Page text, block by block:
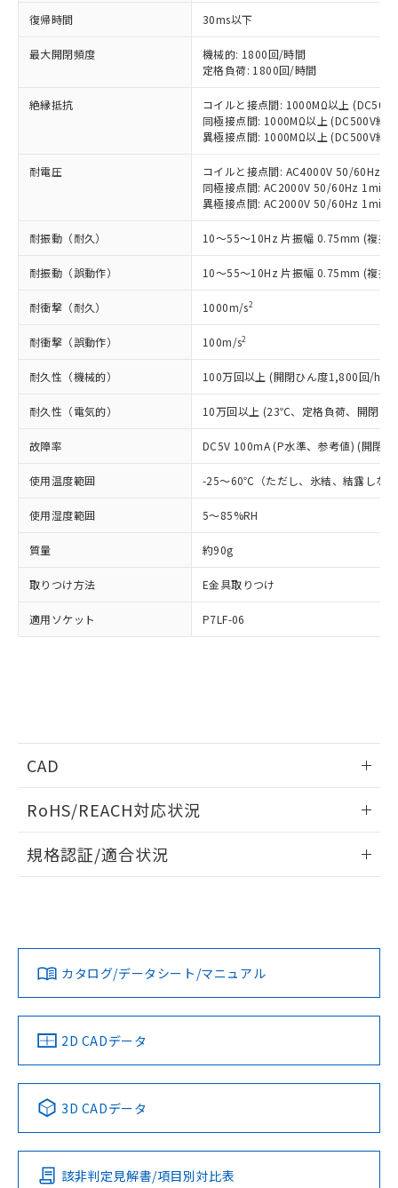
復帰時間 30ms以下
最大開閉頻度
機械的: 1800回/時間
定格負荷: 1800回/時間
絶縁抵抗
コイルと接点間: 1000MΩ以上
同極接点間: 1000MΩ以上 (DC500V絶
異極接点間: 1000MΩ以上 (DC500V絶
耐電圧
コイルと接点間: AC4000V 50/60Hz
同極接点間: AC2000V 50/60Hz 1min
異極接点間: AC2000V 50/60Hz 1min
耐振動（耐久） 10～55～10Hz 片振幅 0.75mm (複振
耐振動（誤動作） 10～55～10Hz 片振幅 0.75mm (複振
耐衝撃（耐久） 1000m/s2
耐衝撃（誤動作） 100m/s2
耐久性（機械的） 100万回以上 (開閉ひん度1,800回/h)
耐久性（電気的） 10万回以上 (23℃、定格負荷、開閉ひ
故障率 DC5V 100mA (P水準、参考値) (開閉
使用温度範囲 -25～60℃（ただし、氷結、結露しな
使用湿度範囲 5～85%RH
質量 約90g
取りつけ方法 E金具取りつけ
適用ソケット P7LF-06
CAD
ドすることができます。
ログイン/会員登録
ダウンロードデータをご利用いただく前に、以下を必ずお読
みください。
ソフトウェアの使用条件
RoHS/REACH対応状況
EU RoHS 注意事項・凡例
対応済み
中国 RoHS 注意事項・凡例
Pb Hg Cd Cr(VI)
O
規格認証/適合状況
カタログ/データシート/マニュアル
2D CADデータ
3D CADデータ
該非判定見解書/項目別対比表
以下の条件をお読みいただき、同意のうえ
ご利用ください。
本サービスは、当社制御機器事業取扱
商品の当社在庫状況および標準価格
(税抜)を提供させていただくもので
当社制御機器事業取扱商品の中には、
本サービスの対象外となる商品もある
ことをご了承ください。
記載している更新日時点での社内デー
タに基づき作成されるものであり、閲
覧された時点での実際の在庫および標
準価格とは異なる場合があることをご
了承ください。
正式な納期状況および標準価格はお客
様のお取引先、またはお客様担当のオ
ムロン制御機器販売店・当社販売員に
ご相談ください。
オムロン制御機器販売店や当社販売拠
販売ネットワーク
」をご確認
事前の承諾なく第三者に漏洩または開
示しないようお願いします。
ビス）をご利用いただくには、I-Web
メンバーズにご登録されている必要が
お客様が当ウェブサイト上で当社にご
登録された部品リストについて、当社
および当社の共同利用者が、当社の製
商品です。
対応予定なし：EU RoHS指令（10物質）の
非含有に非対応の商品で、対応品を出す予
調査・確認中：EU RoHS指令（10物質）の
非含有の対応状況を調査中または確認中の
非該当品：ライセンス料など無形物で、有
害物質有無と関係のない商品です。
仕入先様の事情により、非含有部品として
いたものが、含有品と判明した場合などや
むを得ず変更することがあります。
*EU RoHS指令（10物質）：
鉛(Pb) 1000ppm以下、 水銀(Hg) 1000ppm以下、 カド
ミウム(Cd) 100ppm以下、
類(PBB) 1000ppm以下、ポリ臭化ジフェニルエーテル類
(PBDE) 1000ppm以下、フタル酸ビス(2-エチルヘキシ
ル) (DEHP)(別名：DOP) 1000ppm以下、フタル酸ブチ
ルベンジル（BBP） 1000ppm以下、フタル酸ジブチル
（DBP） 1000ppm以下、フタル酸ジイソブチル
(DIBP) 1000ppm以下
フタル酸エステル類の４物質については閾値を超える意
図的な使用がないことを確認しています。
※2 対応予定月
部品在庫の切り替え状況などにより、予定
月が前後することがあります。
※3 非含有証明書ダウンロード
※本証明書は発行日時点で非含有を証明す
また、RoHS指令のフタル酸エステル類４
物質の対応では、対応完了までの期間は出
荷製品に未対応品が混在することから備考
欄に対応日を記載しておりました。
既に当社にて対応品への在庫切替を完了
※1 中国RoHS○×表
「○」：最大均質材料含有率が中国RoHSの
基準値以下であることを示します。
「×」：最大均質材料含有率が中国RoHSの
基準値を超えていることを示します。
「－」：未確認です。当社販売部門へお問
い合わせください。
*中国RoHS10物質の基準値 (GB/T26572)：
Cr(Ⅵ)(六価クロム) : 1000ppm、 PBBs(ポリ臭化ビフェ
ニル類) : 1000ppm、 PBDEs(ポリ臭化ジフェニルエーテ
ル類) : 1000ppm、
DBP(フタル酸ジブチル) : 1000ppm、 DIBP(フタル酸ジ
ル) : 1000ppm、
DEHP(フタル酸ビス(2-エチルヘキシル)) : 1000ppm
※2 環境保護使用期限
「ｅ」：有害物質（10物質）のすべてが基
準値以下であることを示します。
「10」：通常の使用状況下において有害物
質が外部に漏えいし、環境に深刻な影響を
及ぼさない年数を意味します。
い合わせください。
当社は、これら貴社製品のうち、外国
為替および外国貿易法に定める商品
（以下｢規制貨物等」という）を輸出
または国外への提供する場合は、日本
国政府の輸出許可(または役務取引許
可)を取得するなどの必要な手続きを
当社は規制貨物を破棄する場合は、完
全に破砕するなど、違法に輸出されな
いよう必要な手段を講じます。
当社は貴社製品を、核兵器、ミサイ
ル、化学兵器、生物兵器またはその他
武器並びにこれらの製造装置等に一切
使用いたしません。
当社は、貴社製品を第三者に販売する
場合は、上記1、2および3の内容を当
該第三者に通知します。また当社は、
販売先および販売に係わる関係者が違
り引きをいたしません。
記
号
一定数以上の在庫あり
△ 一定数には満たないが在庫あり
－
在庫なし(最新の在庫状況につ
いては、お客様のお取引先、ま
たはお客様担当のオムロン制御
機器販売店・当社販売員にご確
受注生産機種、また在庫状況の
情報を公開していない機種